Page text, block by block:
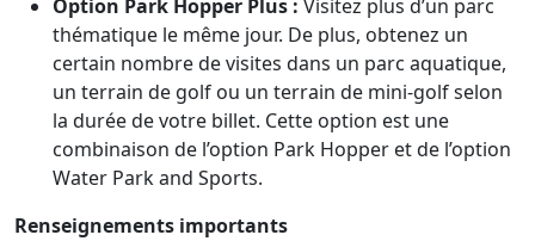
Option Park Hopper Plus : Visitez plus d’un parc
thématique le même jour. De plus, obtenez un
certain nombre de visites dans un parc aquatique,
un terrain de golf ou un terrain de mini-golf selon
la durée de votre billet. Cette option est une
combinaison de l’option Park Hopper et de l’option
Water Park and Sports.
Renseignements importants